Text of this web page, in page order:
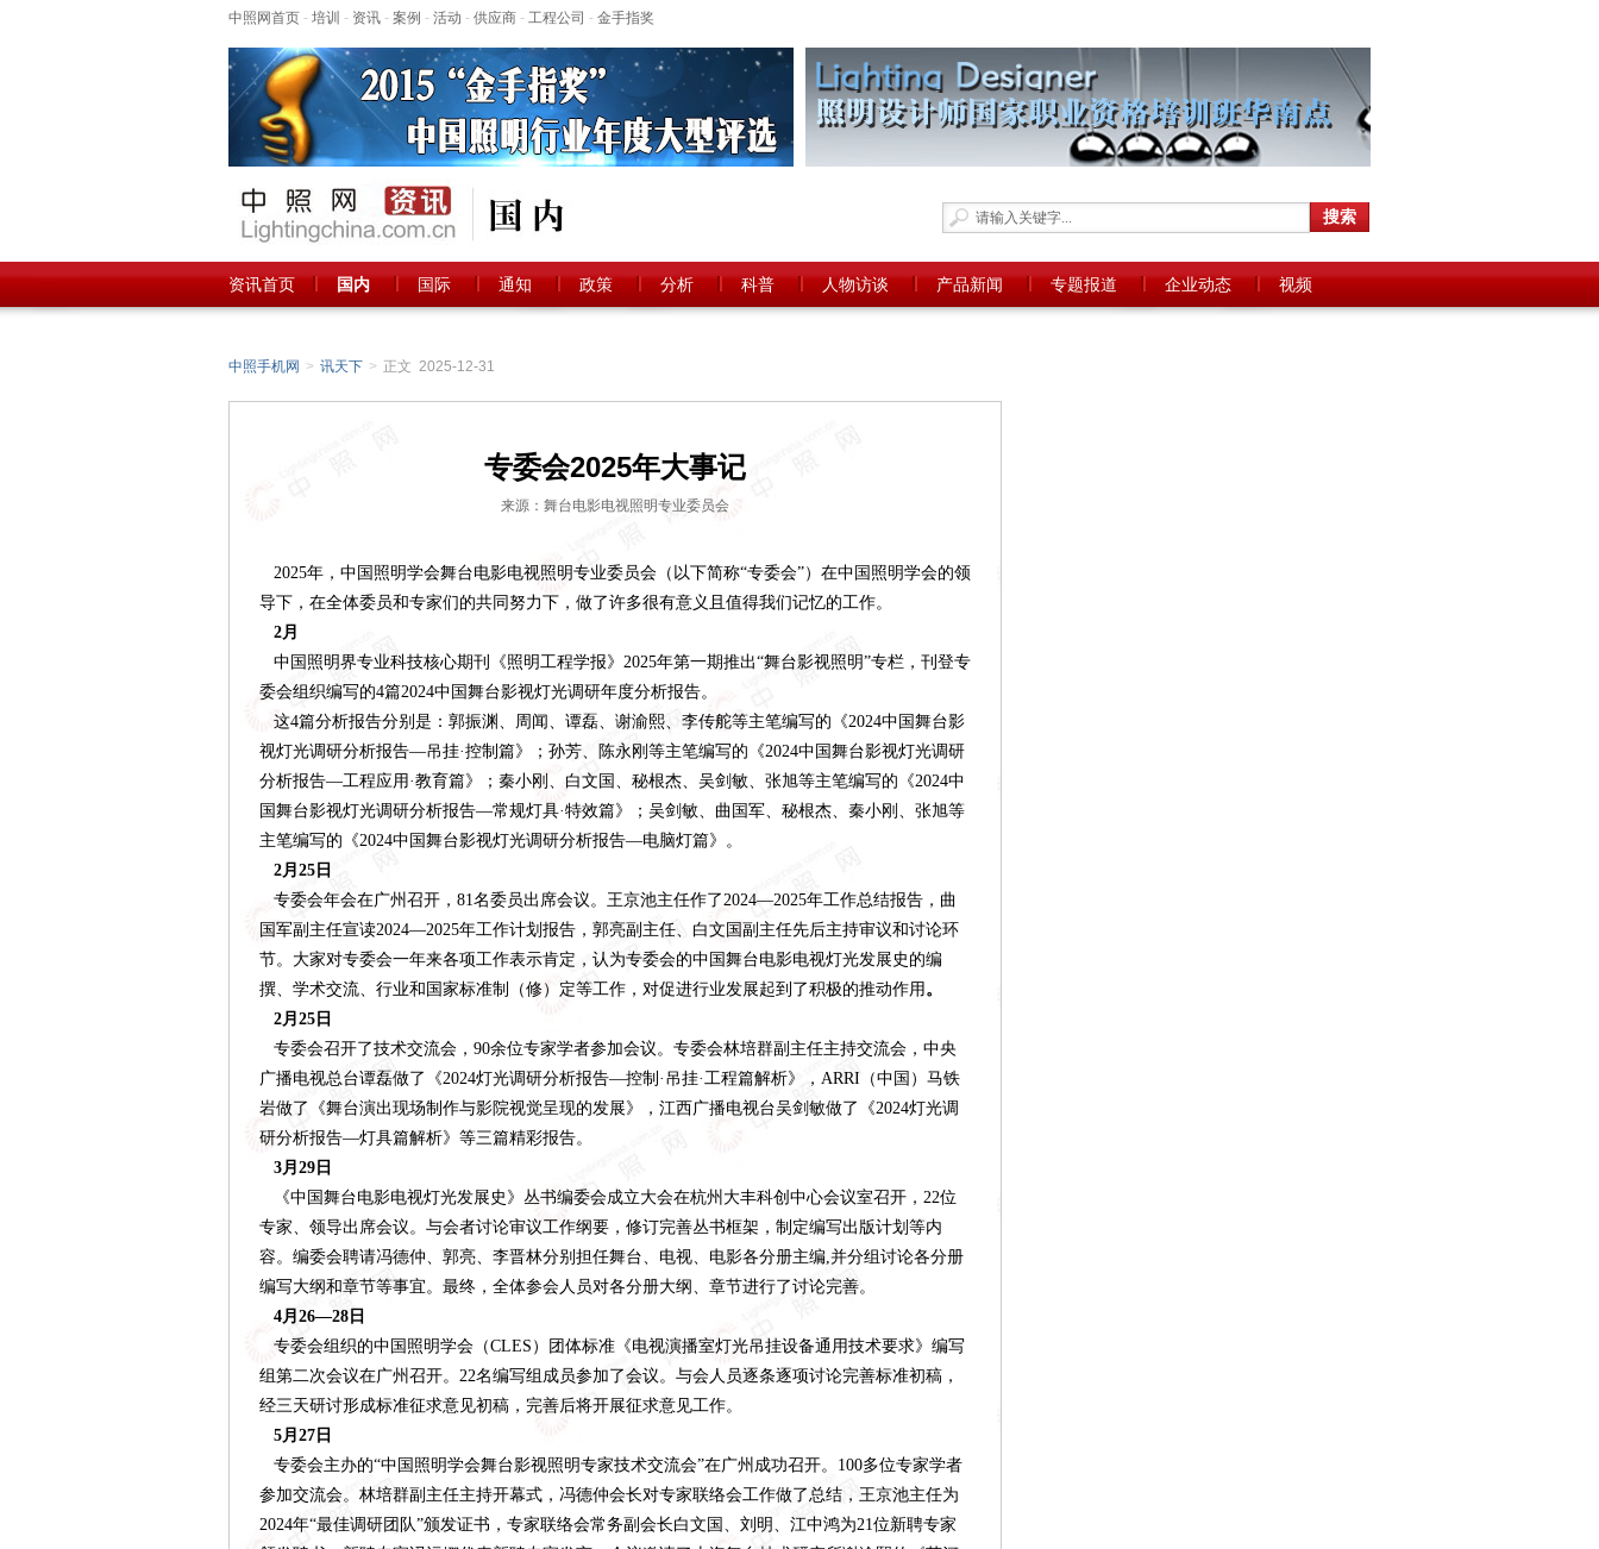
中照网首页 - 培训 - 资讯 - 案例 - 活动 - 供应商 - 工程公司 - 金手指奖
资讯首页 国内 国际 通知 政策 分析 科普 人物访谈 产品新闻 专题报道 企业动态 视频
中照手机网 > 讯天下 > 正文 2025-12-31
专委会2025年大事记
来源：舞台电影电视照明专业委员会
2025年，中国照明学会舞台电影电视照明专业委员会（以下简称“专委会”）在中国照明学会的领
导下，在全体委员和专家们的共同努力下，做了许多很有意义且值得我们记忆的工作。
2月
中国照明界专业科技核心期刊《照明工程学报》 2025年第一期推出“舞台影视照明”专栏，刊登专
委会组织编写的4篇2024中国舞台影视灯光调研年度分析报告。
这4篇分析报告分别是： 郭振渊、周闻、谭磊、谢渝熙、李传舵等主笔编写的《2024中国舞台影
视灯光调研分析报告—吊挂·控制篇》； 孙芳、 陈永刚 等主笔编写的《2024中国舞台影视灯光调研
分析报告—工程应用 ·教育篇》； 秦小刚、白文国、秘根杰、吴剑敏、张旭等主笔编写的《2024中
国舞台影视灯光调研分析报告—常规灯具·特效篇》； 吴剑敏、曲国军、秘根杰、秦小刚、张旭等
主笔编写的《2024中国舞台影视灯光调研分析报告—电脑灯篇》 。
2月25日
专委会年会在广州召开， 81名委员出席会议。王京池主任作了2024—2025年工作总结报告，曲
国军副主任宣读2024—2025年工作计划报告，郭亮副主任、白文国副主任先后主持审议和讨论环
节。大家对专委会一年来各项工作表示肯定，认为专委会的中国舞台电影电视灯光发展史的编
撰、学术交流、行业和国家标准制（修）定等工作，对促进行业发展起到了积极的推动作用 。
2月25日
专委会召开了技术交流会， 90余位专家学者参加会议。专委会林培群副主任主持交流会，中央
广播电视总台谭磊做了《2024灯光调研分析报告—控制·吊挂·工程篇解析》，ARRI（中国）马铁
岩做了《舞台演出现场制作与影院视觉呈现的发展》，江西广播电视台吴剑敏做了《2024灯光调
研分析报告—灯具篇解析》等三篇精彩报告。
3月29日
《中国舞台电影电视灯光发展史》丛书编委会成立大会在杭州大丰科创中心会议室召开， 22位
专家、领导出席会议。与会者讨论审议工作纲要，修订完善丛书框架，制定编写出版计划等内
容。编委会聘请冯德仲、郭亮、李晋林分别担任舞台、电视、电影各分册主编,并分组讨论各分册
编写大纲和章节等事宜。最终，全体参会人员对各分册大纲、章节进行了讨论完善。
4月26—28日
专委会组织的中国照明学会（CLES）团体标准 《电视演播室灯光吊挂设备通用技术要求》 编写
组第二次会议在广州召开。 22名编写组成员参加了会议。与会人员逐条逐项讨论完善标准初稿，
经三天研讨形成标准征求意见初稿， 完善后将开展征求意见工作。
5月27日
专委会主办的“中国照明学会舞台影视照明专家技术交流会”在广州成功召开。100多位专家学者
参加交流会。林培群副主任主持开幕式，冯德仲会长对专家联络会工作做了总结，王京池主任为
2024年“最佳调研团队”颁发证书，专家联络会常务副会长白文国、刘明、江中鸿为21位新聘专家